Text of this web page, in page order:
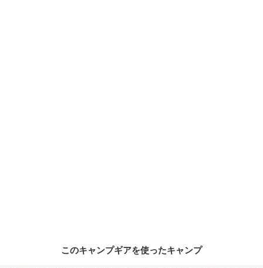
このキャンプギアを使ったキャンプ